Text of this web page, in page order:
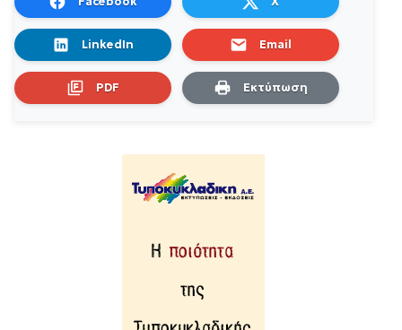
LinkedIn Email
PDF Εκτύπωση